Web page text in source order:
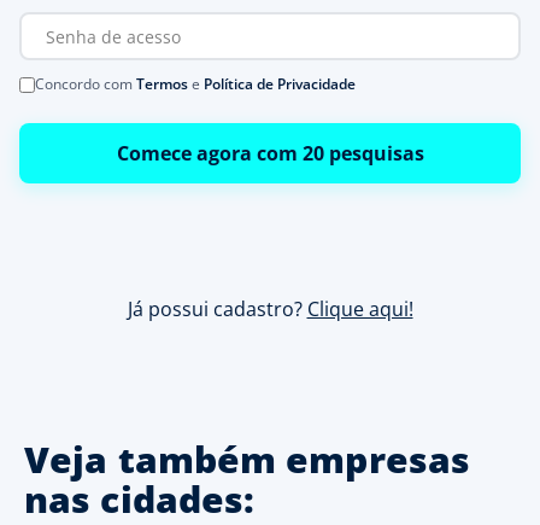
Concordo comTermose Política de Privacidade
Comece agora com 20 pesquisas
Já possui cadastro? Clique aqui!
Veja também empresas
nas cidades: